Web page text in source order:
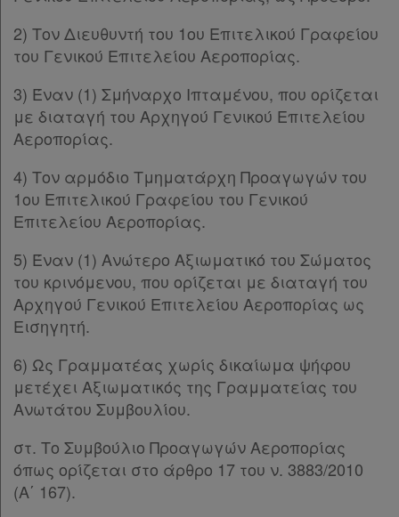
2) Τον Διευθυντή του 1ου Επιτελικού Γραφείου
του Γενικού Επιτελείου Αεροπορίας.
3) Έναν (1) Σμήναρχο Ιπταμένου, που ορίζεται
με διαταγή του Αρχηγού Γενικού Επιτελείου
Αεροπορίας.
4) Τον αρμόδιο Τμηματάρχη Προαγωγών του
1ου Επιτελικού Γραφείου του Γενικού
Επιτελείου Αεροπορίας.
5) Έναν (1) Ανώτερο Αξιωματικό του Σώματος
του κρινόμενου, που ορίζεται με διαταγή του
Αρχηγού Γενικού Επιτελείου Αεροπορίας ως
Εισηγητή.
6) Ως Γραμματέας χωρίς δικαίωμα ψήφου
μετέχει Αξιωματικός της Γραμματείας του
Ανωτάτου Συμβουλίου.
στ. Το Συμβούλιο Προαγωγών Αεροπορίας
όπως ορίζεται στο άρθρο 17 του ν. 3883/2010
(Α΄ 167).